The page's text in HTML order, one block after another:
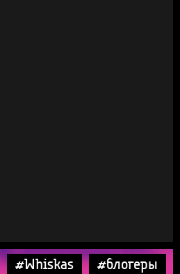
#Whiskas
#блогеры